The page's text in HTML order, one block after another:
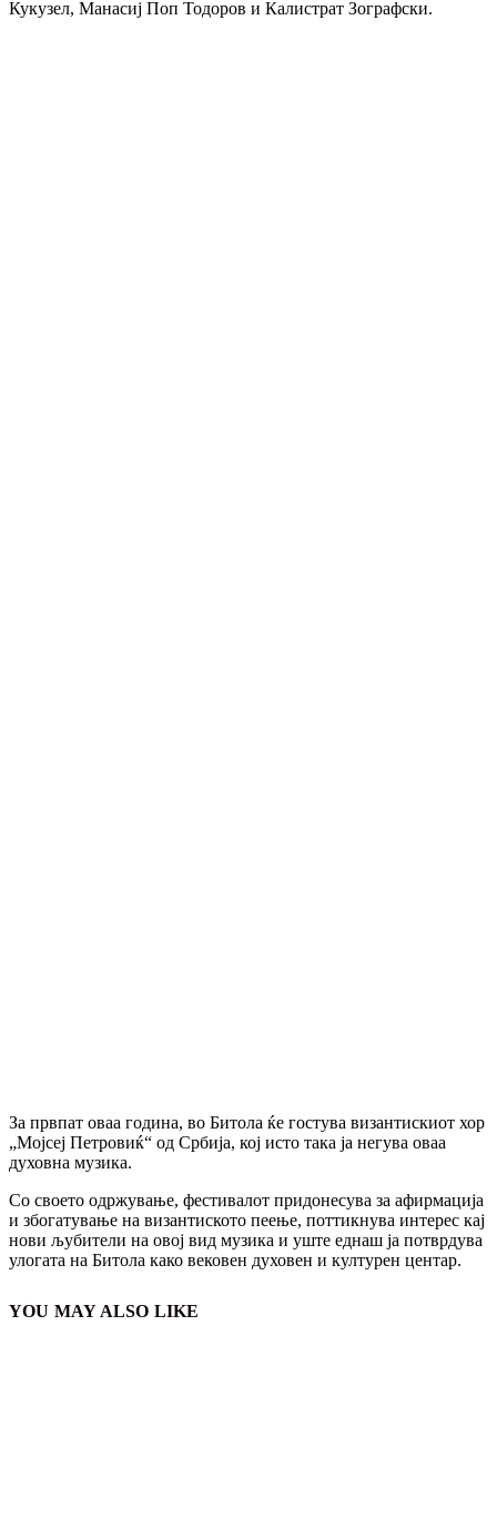
Кукузел, Манасиј Поп Тодоров и Калистрат Зографски.
За првпат оваа година, во Битола ќе гостува византискиот хор
„Мојсеј Петровиќ“ од Србија, кој исто така ја негува оваа
духовна музика.
Со своето одржување, фестивалот придонесува за афирмација
и збогатување на византиското пеење, поттикнува интерес кај
нови љубители на овој вид музика и уште еднаш ја потврдува
улогата на Битола како вековен духовен и културен центар.
YOU MAY ALSO LIKE